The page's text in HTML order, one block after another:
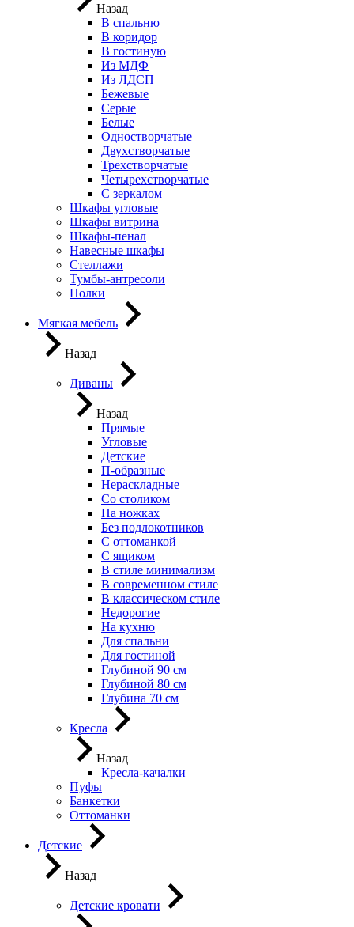
Назад
В спальню
В коридор
В гостиную
Из МДФ
Из ЛДСП
Бежевые
Серые
Белые
Одностворчатые
Двухстворчатые
Трехстворчатые
Четырехстворчатые
С зеркалом
Шкафы угловые
Шкафы витрина
Шкафы-пенал
Навесные шкафы
Стеллажи
Тумбы-антресоли
Полки
Мягкая мебель
Назад
Диваны
Назад
Прямые
Угловые
Детские
П-образные
Нераскладные
Со столиком
На ножках
Без подлокотников
С оттоманкой
С ящиком
В стиле минимализм
В современном стиле
В классическом стиле
Недорогие
На кухню
Для спальни
Для гостиной
Глубиной 90 см
Глубиной 80 см
Глубина 70 см
Кресла
Назад
Кресла-качалки
Пуфы
Банкетки
Оттоманки
Детские
Назад
Детские кровати